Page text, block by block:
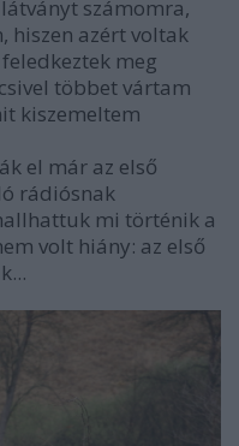
számomra,
hiszen azért voltak
meg
többet vártam
kiszemeltem
el már az első
rádiósnak
mi történik a
volt hiány: az első